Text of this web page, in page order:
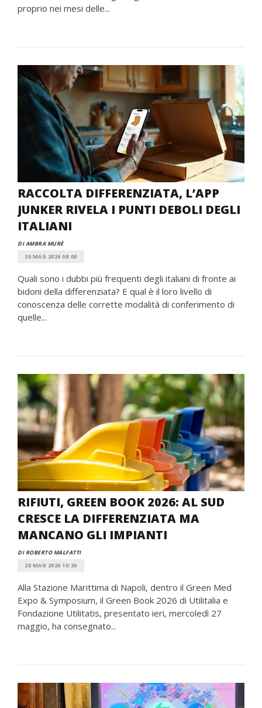
proprio nei mesi delle...
RACCOLTA DIFFERENZIATA, L’APP
JUNKER RIVELA I PUNTI DEBOLI DEGLI
ITALIANI
DI AMBRA MURÈ
30 MAG 2026 08:00
Quali sono i dubbi più frequenti degli italiani di fronte ai
bidoni della differenziata? E qual è il loro livello di
conoscenza delle corrette modalità di conferimento di
quelle...
RIFIUTI, GREEN BOOK 2026: AL SUD
CRESCE LA DIFFERENZIATA MA
MANCANO GLI IMPIANTI
DI ROBERTO MALFATTI
28 MAG 2026 10:30
Alla Stazione Marittima di Napoli, dentro il Green Med
Expo & Symposium, il Green Book 2026 di Utilitalia e
Fondazione Utilitatis, presentato ieri, mercoledì 27
maggio, ha consegnato...